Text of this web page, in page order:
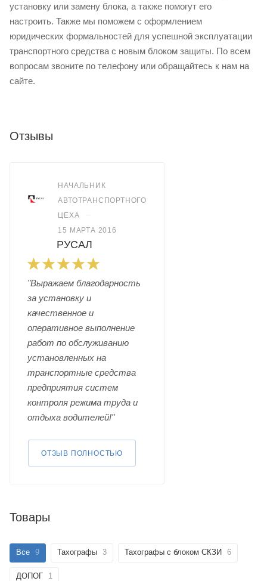
установку или замену блока, а также помогут его
настроить. Также мы поможем с оформлением
юридических формальностей для успешной эксплуатации
транспортного средства с новым блоком защиты. По всем
вопросам звоните по телефону или обращайтесь к нам на
сайте.
Отзывы
НАЧАЛЬНИК
АВТОТРАНСПОРТНОГО
ЦЕХА
–
15 МАРТА 2016
РУСАЛ
"Выражаем благодарность
за установку и
качественное и
оперативное выполнение
работ по обслуживанию
установленных на
транспортные средства
предприятия систем
контроля режима труда и
отдыха водителей!"
ОТЗЫВ ПОЛНОСТЬЮ
Товары
Все 9 Тахографы 3 Тахографы с блоком СКЗИ 6
ДОПОГ 1